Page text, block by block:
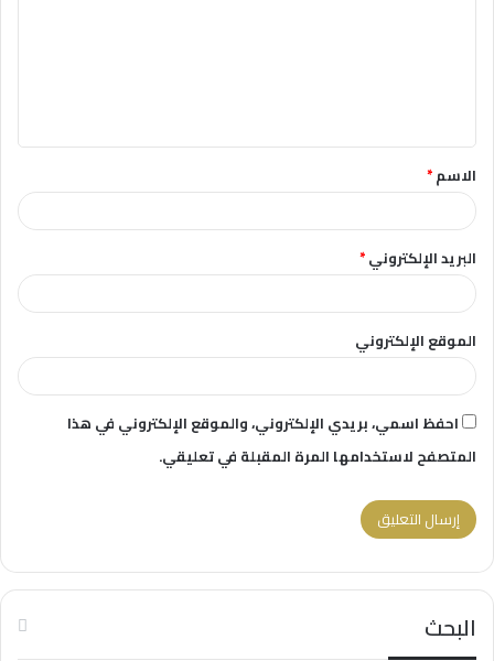
ق
*الاسم*
البريد الإلكتروني*
الموقع الإلكتروني
احفظ اسمي، بريدي الإلكتروني، والموقع الإلكتروني في هذا
المتصفح لاستخدامها المرة المقبلة في تعليقي.
البحث